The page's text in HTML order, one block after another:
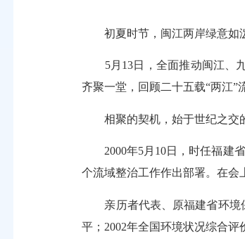
初夏时节，闽江两岸绿意如
5月13日，全面推动闽江、九
齐聚一堂，回顾二十五载“两江”
相聚的契机，始于世纪之交
2000年5月10日，时任福建省
个流域整治工作作出部署。在会
亲历者代表、原福建省环境保
平；2002年全国环境状况综合评